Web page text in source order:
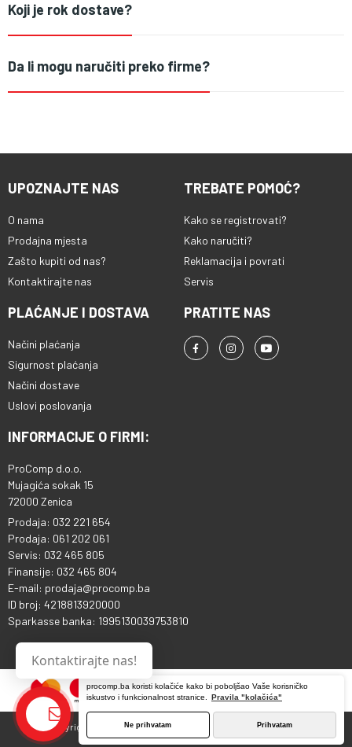
procomp.ba koristi kolačiće kako bi poboljšao Vaše korisničko
iskustvo i funkcionalnost stranice.
Pravila "kolačića"
Ne prihvatam Prihvatam
Koji je rok dostave?
Da li mogu naručiti preko firme?
UPOZNAJTE NAS
O nama
Prodajna mjesta
Zašto kupiti od nas?
Kontaktirajte nas
TREBATE POMOĆ?
Kako se registrovati?
Kako naručiti?
Reklamacija i povrati
Servis
PLAĆANJE I DOSTAVA
Načini plaćanja
Sigurnost plaćanja
Načini dostave
Uslovi poslovanja
PRATITE NAS
INFORMACIJE O FIRMI:
ProComp d.o.o.
Mujagića sokak 15
72000 Zenica
Prodaja: 032 221 654
Prodaja: 061 202 061
Servis: 032 465 805
Finansije: 032 465 804
E-mail: prodaja@procomp.ba
ID broj: 4218813920000
Sparkasse banka: 1995130039753810
Copyright © 2013 - 2026 ProComp d.o.o. Sva prava pridržana.
Kontaktirajte nas!